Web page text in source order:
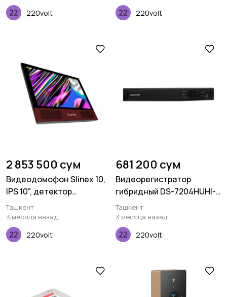
220volt
ML-16HR Antique
220volt
2 853 500 сум
Видеодомофон Slinex 10,
IPS 10", детектор
движения, сменные
панели, чёрный
Ташкент
3 месяца назад
220volt
681 200 сум
Видеорегистратор
гибридный DS-7204HUHI-
F1/N
Ташкент
3 месяца назад
220volt